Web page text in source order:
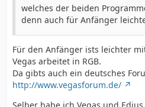
welches der beiden
denn auch für Anfänger
Für den Anfänger ists leichter
Vegas arbeitet in RGB.
Da gibts auch ein deutsches
http://www.vegasforum.de/